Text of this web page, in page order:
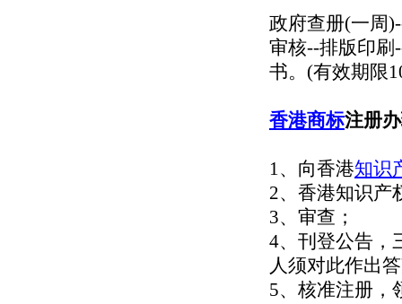
政府查册(一周
审核--排版印刷
书。(有效期限
香港商标注册
1、向香港知识
2、香港知识产
3、审查；
4、刊登公告，
人须对此作出
5、核准注册，